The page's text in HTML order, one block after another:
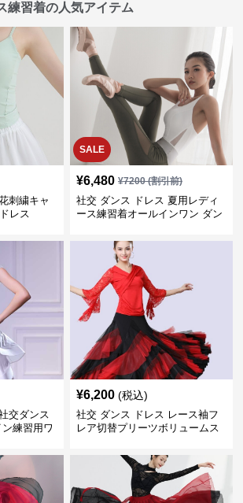
練習着の人気アイテム
刺繍キャ
レス
SALE
¥6,480 ¥7200(割引前)
社交 ダンス ドレス 夏用レディ
ース練習着オールインワン ダン
交ダンス
練習用ワ
¥6,200 (税込)
社交 ダンス ドレス レース袖フ
レア切替プリーツボリュームス